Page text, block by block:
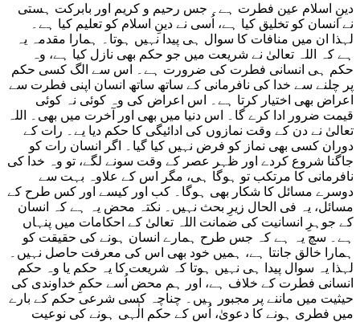
دینِ اسلام عین فطرت ہے۔ جس رحیم و کریم اور بابرکت ہستی
نے انسان کو تخلیق کیا ہے، اُسی نے دینِ اسلام کو تعلیم کیا ہے۔
لہذا ان میں منافات کا سوال ہی پیدا نہیں ہوتا۔ ہمارا مقدمہ یہ
ہے کہ اللہ تعالیٰ نے شریعت میں جو حکم بھی نازل کیا ہے، وہ
حکم ہی انسانی فطرت کی ضرورت ہے۔ اس سے الگ کسی حکم
پر چلنے سے خدا کی نافرمانی کے ساتھ ساتھ انسان اپنی فطرت سے
اعراض بھی اختیار کرتا ہے۔ اس اعراض کی وہ کوئی نہ کوئی
قیمت ضرور ادا کرے گا۔ اس دنیا میں بھی اور آخرت میں بھی۔ اللہ
تعالیٰ نے دن کے وقت نمازوں کی ادائیگی کا حکم دیا یے۔ رات کے
دوران کسی بھی نماز کو فرض نہیں کیا گیا۔ اگر انسان رات کو
جاگنا شروع کردے اور ظہر عصر کے وقت سونے لگے، تو وہ خدا کی
نافرمانی کا مرتکب تو ہوگا ہی، مگر اس کے علاوہ بہت سے
دوسرے مسائل کا شکار بھی ہوگا۔ کب اور کیسے اور کس طرح کے
مسائل، یہ فی الحال زیرِ بحث نہیں۔ نکتہ محض یہ ہے کہ انسان
کے جوہرِ انسانیت کی ضمانت اللہ تعالیٰ کے احکامات میں پنہاں
ہے۔ سچ یہ ہے کہ جس طرح ہمارے انسان ہونے کی حقیقت کو
ہمارا خالق جانتا ہے، ہمیں خود بھی اس کی معرفت حاصل نہیں۔
لہذا یہ سوال پیدا ہی نہیں ہوتا کہ شریعت کا یہ حکم یا وہ حکم
انسانی فطرت کے خلاف ہے، اور ہم محض اُسے حکمِ خداوندی کی
حیثیت میں ماننے پر مجبور ہیں۔ چناچہ کسی شرعی حکم کے بارے
میں فطری ہونے کا دعویٰ، اُس کے حکمِ الٰہی ہونے کی نوعیت